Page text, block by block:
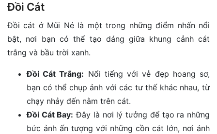
Đồi Cát
Đồi cát ở Mũi Né là một trong những điểm nhấn nổi
bật, nơi bạn có thể tạo dáng giữa khung cảnh cát
trắng và bầu trời xanh.
Đồi Cát Trắng: Nổi tiếng với vẻ đẹp hoang sơ,
bạn có thể chụp ảnh với các tư thế khác nhau, từ
chạy nhảy đến nằm trên cát.
Đồi Cát Bay: Đây là nơi lý tưởng để tạo ra những
bức ảnh ấn tượng với những cồn cát lớn, nơi ánh